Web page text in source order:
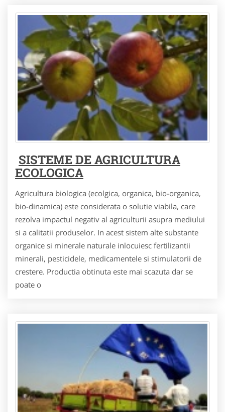
SISTEME DE AGRICULTURA
ECOLOGICA
Agricultura biologica (ecolgica, organica, bio-organica,
bio-dinamica) este considerata o solutie viabila, care
rezolva impactul negativ al agriculturii asupra mediului
si a calitatii produselor. In acest sistem alte substante
organice si minerale naturale inlocuiesc fertilizantii
minerali, pesticidele, medicamentele si stimulatorii de
crestere. Productia obtinuta este mai scazuta dar se
poate o